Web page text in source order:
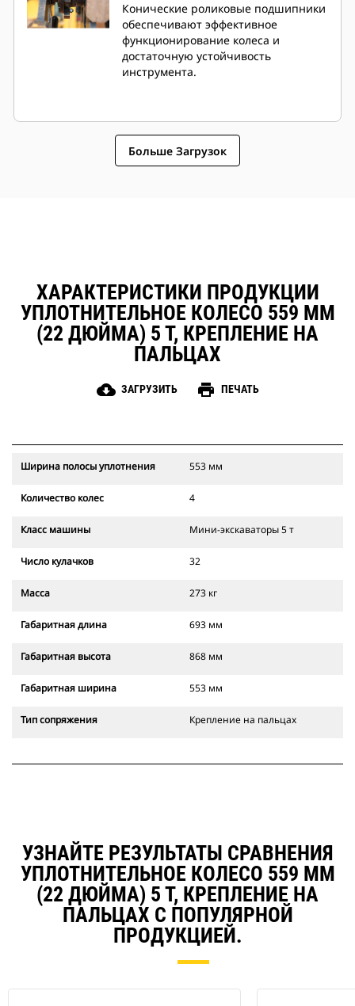
Конические роликовые подшипники
обеспечивают эффективное
функционирование колеса и
достаточную устойчивость
инструмента.
Больше Загрузок
ХАРАКТЕРИСТИКИ ПРОДУКЦИИ
УПЛОТНИТЕЛЬНОЕ КОЛЕСО 559 ММ
(22 ДЮЙМА) 5 Т, КРЕПЛЕНИЕ НА
ПАЛЬЦАХ
cloud_download ЗАГРУЗИТЬ print ПЕЧАТЬ
Ширина полосы уплотнения 553 мм
Количество колес 4
Класс машины Мини-экскаваторы 5 т
Число кулачков 32
Масса 273 кг
Габаритная длина 693 мм
Габаритная высота 868 мм
Габаритная ширина 553 мм
Тип сопряжения Крепление на пальцах
УЗНАЙТЕ РЕЗУЛЬТАТЫ СРАВНЕНИЯ
УПЛОТНИТЕЛЬНОЕ КОЛЕСО 559 ММ
(22 ДЮЙМА) 5 Т, КРЕПЛЕНИЕ НА
ПАЛЬЦАХ С ПОПУЛЯРНОЙ
ПРОДУКЦИЕЙ.